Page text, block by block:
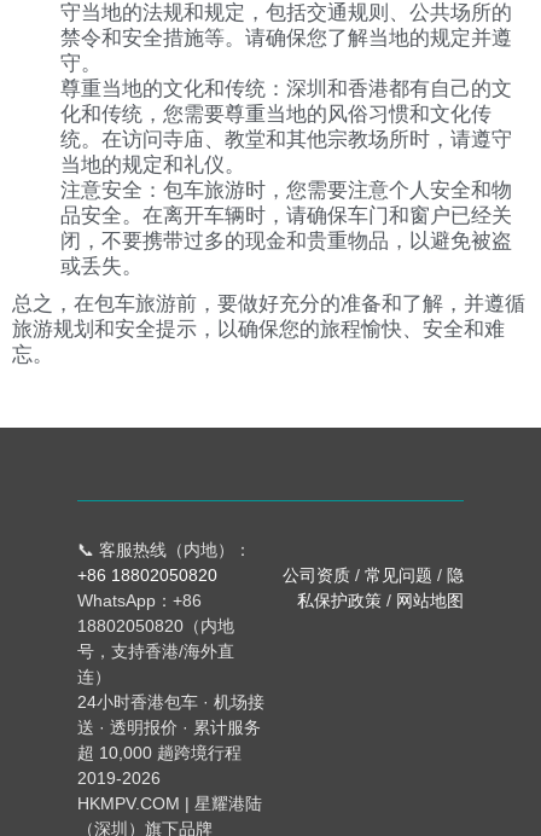
守当地的法规和规定，包括交通规则、公共场所的
禁令和安全措施等。请确保您了解当地的规定并遵
守。
尊重当地的文化和传统：深圳和香港都有自己的文
化和传统，您需要尊重当地的风俗习惯和文化传
统。在访问寺庙、教堂和其他宗教场所时，请遵守
当地的规定和礼仪。
注意安全：包车旅游时，您需要注意个人安全和物
品安全。在离开车辆时，请确保车门和窗户已经关
闭，不要携带过多的现金和贵重物品，以避免被盗
或丢失。
总之，在包车旅游前，要做好充分的准备和了解，并遵循
旅游规划和安全提示，以确保您的旅程愉快、安全和难
忘。
📞 客服热线（内地）：
+86 18802050820
WhatsApp：+86
18802050820（内地
号，支持香港/海外直
连）
24小时香港包车 · 机场接
送 · 透明报价 · 累计服务
超 10,000 趟跨境行程
2019-2026
HKMPV.COM | 星耀港陆
（深圳）旗下品牌
公司资质 / 常见问题 / 隐
私保护政策 / 网站地图